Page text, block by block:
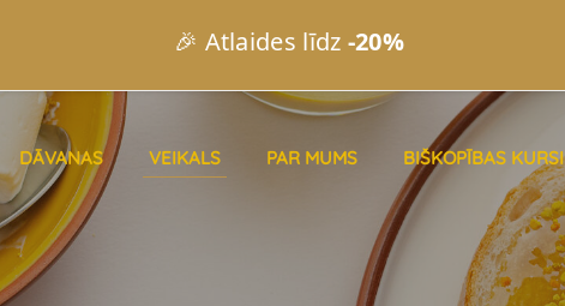
🎉 Atlaides līdz -20%
DĀVANAS VEIKALS PAR MUMS BIŠKOPĪBAS KURSI